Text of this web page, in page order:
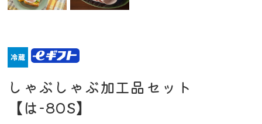
しゃぶしゃぶ加工品セット
【は-80S】